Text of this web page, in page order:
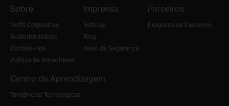
Sobre
Perfil Corporativo
Sustentabilidade
Contate-nos
Política de Privacidade
Imprensa
Notícias
Blog
Aviso de Segurança
Parceiros
Programa de Parceiros
Centro de Aprendizagem
Tendências Tecnológicas